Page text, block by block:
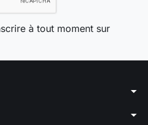
à tout moment sur
arrow_drop_down
arrow_drop_down